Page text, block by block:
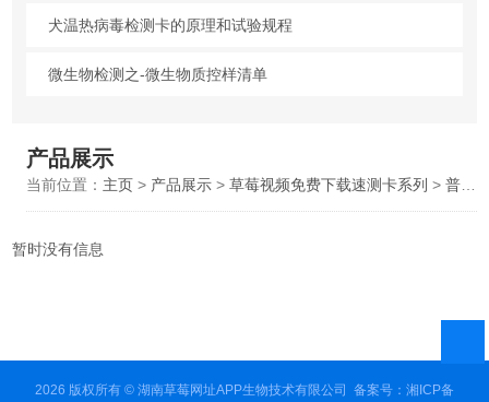
犬温热病毒检测卡的原理和试验规程
微生物检测之-微生物质控样清单
产品展示
当前位置： 主页> 产品展示> 草莓视频免费下载速测卡系列 > 普通猪瘟流行性腹泻抗原检测卡
暂时没有信息
2026 版权所有 © 湖南草莓网址APP生物技术有限公司 备案号：湘ICP备